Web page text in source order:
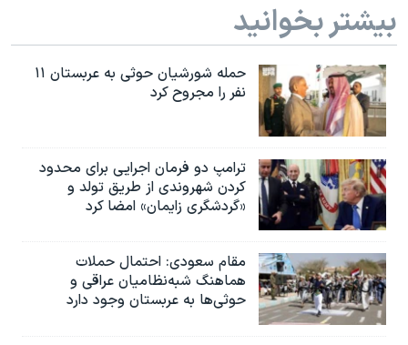
بیشتر بخوانید
حمله شورشیان حوثی به عربستان ۱۱
نفر را مجروح کرد
ترامپ دو فرمان اجرایی برای محدود
کردن شهروندی از طریق تولد و
«گردشگری زایمان» امضا کرد
مقام سعودی: احتمال حملات
هماهنگ شبه‌نظامیان عراقی و
حوثی‌ها به عربستان وجود دارد